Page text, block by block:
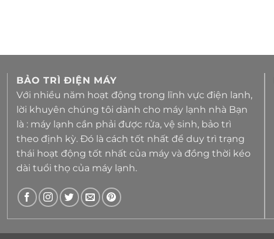
BẢO TRÌ ĐIỆN MÁY
Với nhiều năm hoạt động trong lĩnh vực điện lanh,
lời khuyên chúng tôi dành cho máy lạnh nhà Bạn
là : máy lạnh cần phải được rửa, vệ sinh, bảo trì
theo định kỳ. Đó là cách tốt nhất để duy trì trạng
thái hoạt động tốt nhất của máy và đồng thời kéo
dài tuổi thọ của máy lạnh.